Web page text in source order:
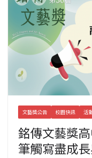
文藝獎公告 校園快訊 活
銘傳文藝獎
筆觸寫盡成